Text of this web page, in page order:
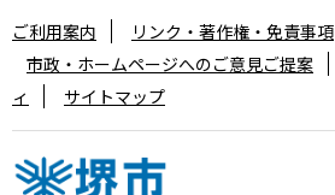
ご利用案内 リンク・著作権・免責事項
市政・ホームページへのご意見ご提案
ィ
サイトマップ